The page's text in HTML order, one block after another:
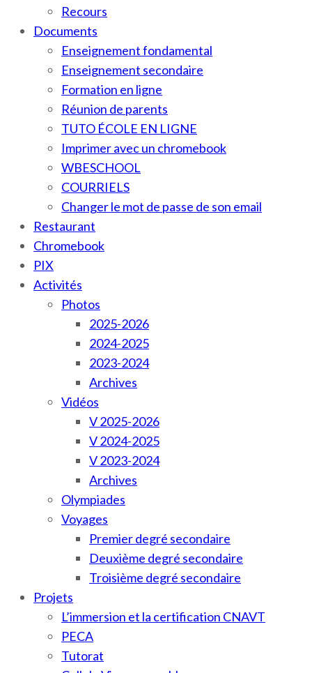
Recours
Documents
Enseignement fondamental
Enseignement secondaire
Formation en ligne
Réunion de parents
TUTO ÉCOLE EN LIGNE
Imprimer avec un chromebook
WBESCHOOL
COURRIELS
Changer le mot de passe de son email
Restaurant
Chromebook
PIX
Activités
Photos
2025-2026
2024-2025
2023-2024
Archives
Vidéos
V 2025-2026
V 2024-2025
V 2023-2024
Archives
Olympiades
Voyages
Premier degré secondaire
Deuxième degré secondaire
Troisième degré secondaire
Projets
L’immersion et la certification CNAVT
PECA
Tutorat